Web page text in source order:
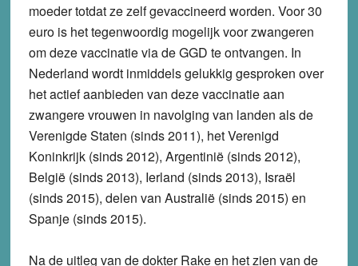
moeder totdat ze zelf gevaccineerd worden. Voor 30
euro is het tegenwoordig mogelijk voor zwangeren
om deze vaccinatie via de GGD te ontvangen. In
Nederland wordt inmiddels gelukkig gesproken over
het actief aanbieden van deze vaccinatie aan
zwangere vrouwen in navolging van landen als de
Verenigde Staten (sinds 2011), het Verenigd
Koninkrijk (sinds 2012), Argentinië (sinds 2012),
België (sinds 2013), Ierland (sinds 2013), Israël
(sinds 2015), delen van Australië (sinds 2015) en
Spanje (sinds 2015).
Na de uitleg van de dokter Rake en het zien van de